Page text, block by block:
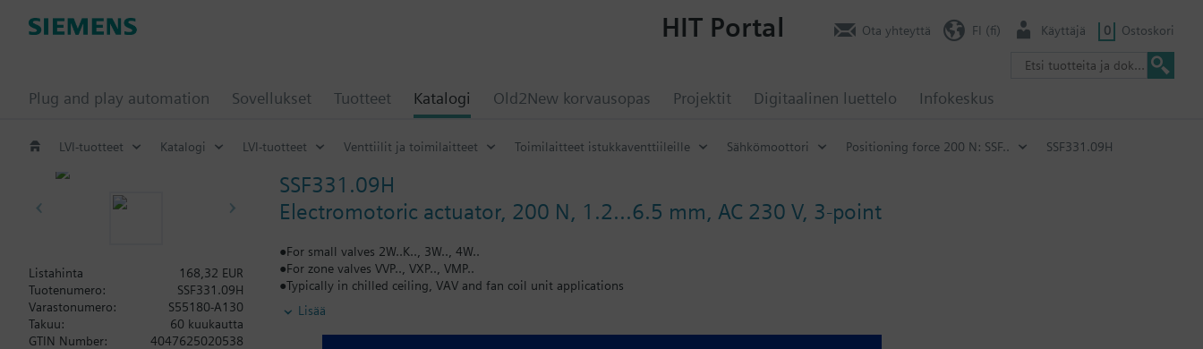
Plug and play automation Sovellukset Tuotteet Katalogi Old2New korvausopas Projektit Digitaalinen luettelo Infokeskus
HIT Portal Ota yhteyttä FI (fi) Käyttäjä 0 Ostoskori
LVI-tuotteet Katalogi LVI-tuotteet Venttiilit ja toimilaitteet Toimilaitteet istukkaventtiileille Sähkömoottori Positioning force 200 N: SSF.. SSF331.09H
SSF331.09H
Electromotoric actuator, 200 N, 1.2...6.5 mm, AC 230 V, 3-point
●For small valves 2W..K.., 3W.., 4W..
●For zone valves VVP.., VXP.., VMP..
●Typically in chilled ceiling, VAV and fan coil unit applications
●Direct mounting with coupling nut, no tools required
●Manually adjustable, position and actuator motion indication (LED)
●Parallel operation of multiple actuators possible
Lisää
Listahinta
168,32 EUR
Tuotenumero:
SSF331.09H
Varastonumero:
S55180-A130
Takuu:
60 kuukautta
GTIN Number:
4047625020538